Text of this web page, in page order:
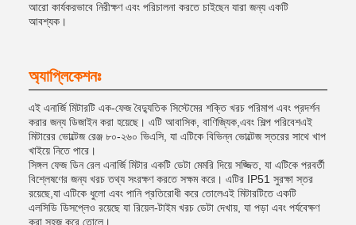
আরো কার্যকরভাবে নিরীক্ষণ এবং পরিচালনা করতে চাইছেন যারা জন্য একটি
আবশ্যক।
অ্যাপ্লিকেশনঃ
এই এনার্জি মিটারটি এক-ফেজ বৈদ্যুতিক সিস্টেমের শক্তি খরচ পরিমাপ এবং প্রদর্শন
করার জন্য ডিজাইন করা হয়েছে। এটি আবাসিক, বাণিজ্যিক,এবং শিল্প পরিবেশএই
মিটারের ভোল্টেজ রেঞ্জ ৮০-২৬০ ভিএসি, যা এটিকে বিভিন্ন ভোল্টেজ স্তরের সাথে খাপ
খাইয়ে নিতে পারে।
সিঙ্গল ফেজ ডিন রেল এনার্জি মিটার একটি ডেটা মেমরি দিয়ে সজ্জিত, যা এটিকে পরবর্তী
বিশ্লেষণের জন্য খরচ তথ্য সংরক্ষণ করতে সক্ষম করে। এটির IP51 সুরক্ষা স্তর
রয়েছে,যা এটিকে ধুলো এবং পানি প্রতিরোধী করে তোলেএই মিটারটিতে একটি
এলসিডি ডিসপ্লেও রয়েছে যা রিয়েল-টাইম খরচ ডেটা দেখায়, যা পড়া এবং পর্যবেক্ষণ
করা সহজ করে তোলে।